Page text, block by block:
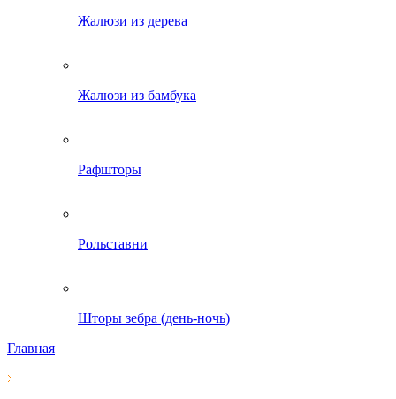
Жалюзи из дерева
Жалюзи из бамбука
Рафшторы
Рольставни
Шторы зебра (день-ночь)
Главная